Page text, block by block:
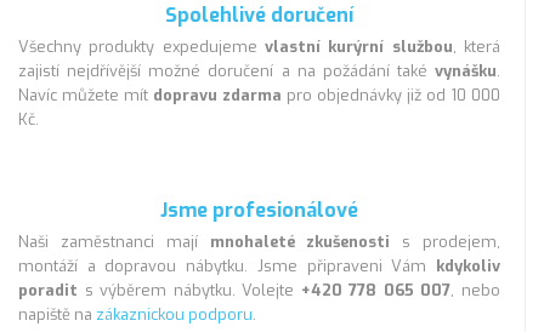
Spolehlivé doručení
Všechny produkty expedujeme vlastní kurýrní službou, která
zajistí nejdřívější možné doručení a na požádání také vynášku.
Navíc můžete mít dopravu zdarma pro objednávky již od 10 000
Kč.
Jsme profesionálové
Naši zaměstnanci mají mnohaleté zkušenosti s prodejem,
montáží a dopravou nábytku. Jsme připraveni Vám kdykoliv
poradit s výběrem nábytku. Volejte +420 778 065 007, nebo
napiště na zákaznickou podporu.